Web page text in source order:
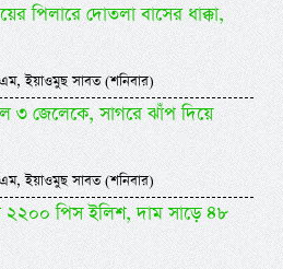
পিলারে দোতলা বাসের ধাক্কা,
ইয়াওমুছ সাবত (শনিবার)
৩ জেলেকে, সাগরে ঝাঁপ দিয়ে
ইয়াওমুছ সাবত (শনিবার)
পিস ইলিশ, দাম সাড়ে ৪৮